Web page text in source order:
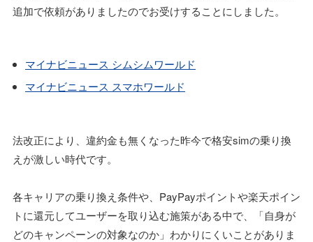
追加で依頼がありましたのでお受けすることにしました。
マイナビニュース シムシムワールド
マイナビニュース スマホワールド
法改正により、違約金も無くなった昨今で格安simの乗り換
えが激しい時代です。
各キャリアの乗り換え条件や、PayPayポイントや楽天ポイン
トに還元してユーザーを取り込む施策がある中で、「自身が
どのキャンペーンの対象なのか」わかりにくいことがありま